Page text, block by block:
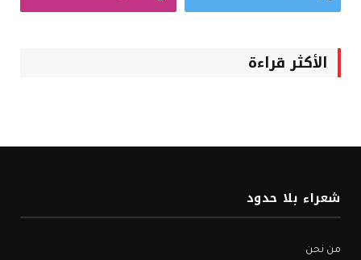
الأكثر قراءة
شعراء بلا حدود
من نحن